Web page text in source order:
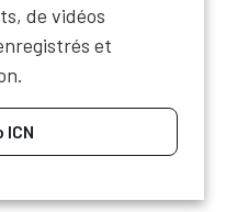
de vidéos
et
ICN